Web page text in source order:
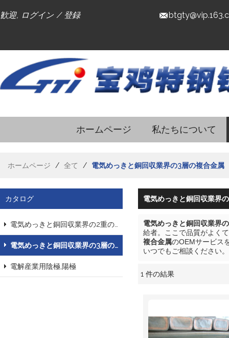
歓迎, ログイン / 登録
ホームページ 私たちについて
ホームページ / 全て / 電気めっきと銅回収業界の3層の複合金属
カタログ
電気めっきと銅回収業界の3層の複合金属
電解産業用陰極,陽極
電気めっきと銅回収業界
電気めっきと銅回収業界
給者。ここで品質がよく
複合金属のOEMサービス
いつでもご相談ください。
1 件の結果
ショーケース